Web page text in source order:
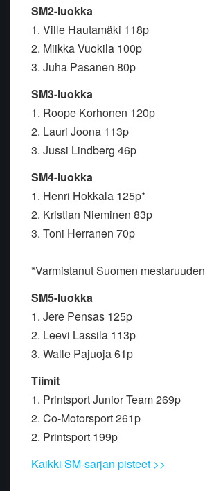
SM2-luokka
1. Ville Hautamäki 118p
2. Miikka Vuokila 100p
3. Juha Pasanen 80p
SM3-luokka
1. Roope Korhonen 120p
2. Lauri Joona 113p
3. Jussi Lindberg 46p
SM4-luokka
1. Henri Hokkala 125p*
2. Kristian Nieminen 83p
3. Toni Herranen 70p
*Varmistanut Suomen mestaruuden
SM5-luokka
1. Jere Pensas 125p
2. Leevi Lassila 113p
3. Walle Pajuoja 61p
Tiimit
1. Printsport Junior Team 269p
2. Co-Motorsport 261p
2. Printsport 199p
Kaikki SM-sarjan pisteet >>